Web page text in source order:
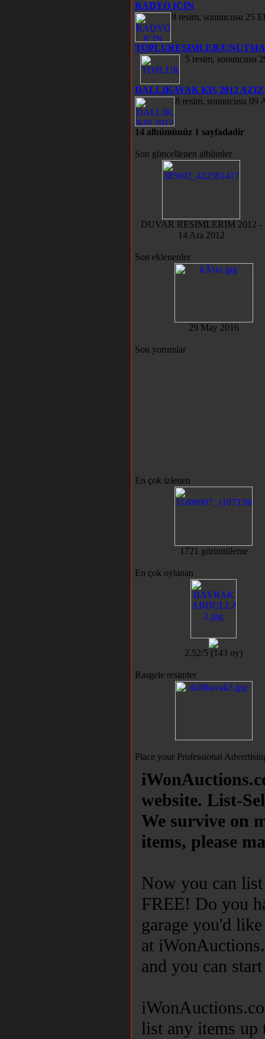
RADYO ICIN
8 resim, sonuncusu 25
TOPLURESIMLER/
5 resim, sonuncusu
DALLIKAVAK KIS 2012
8 resim, sonuncusu 09
14 albümünüz 1 sayfadadir
Son güncellenen albümler
DUVAR RESIMLERIM 2012 -
14 Ara 2012
Son eklenenler
29 May 2016
Son yorumlar
En çok izlenen
1721 görüntüleme
En çok oylanan
2.52/5 (143 oy)
Rasgele resimler
Place your Professional
website. List-
We survive on
items, please
Now you can
FREE! Do you
garage you'd
at
and you can
list any items up